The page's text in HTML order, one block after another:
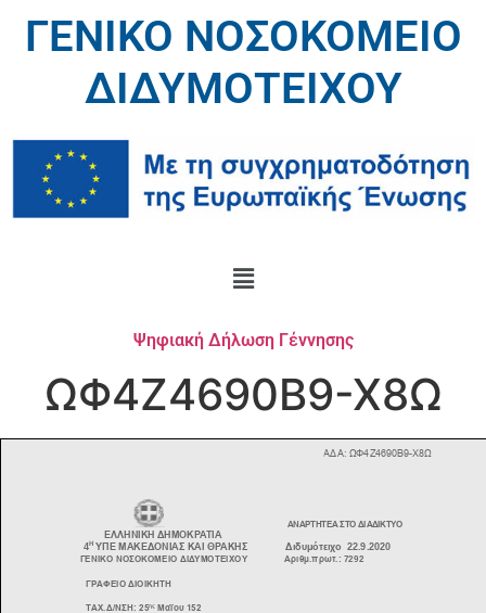
ΓΕΝΙΚΟ ΝΟΣΟΚΟΜΕΙΟ
ΔΙΔΥΜΟΤΕΙΧΟΥ
Ψηφιακή Δήλωση Γέννησης
ΩΦ4Ζ4690Β9-Χ8Ω